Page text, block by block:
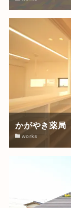
かがやき薬局
works